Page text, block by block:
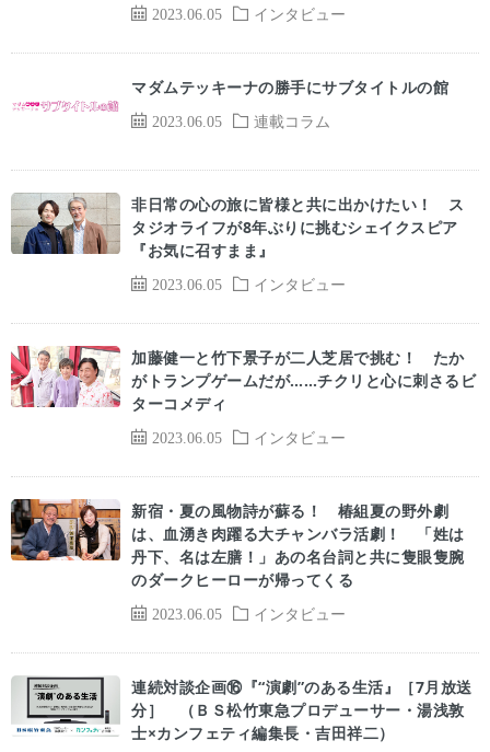
2023.06.05 インタビュー
2023.06.05 連載コラム
マダムテッキーナの勝手にサブタイトルの館
2023.06.05 インタビュー
非日常の心の旅に皆様と共に出かけたい！ ス
タジオライフが8年ぶりに挑むシェイクスピア
『お気に召すまま』
2023.06.05 インタビュー
加藤健一と竹下景子が二人芝居で挑む！ たか
がトランプゲームだが……チクリと心に刺さるビ
ターコメディ
2023.06.05 インタビュー
新宿・夏の風物詩が蘇る！ 椿組夏の野外劇
は、血湧き肉躍る大チャンバラ活劇！ 「姓は
丹下、名は左膳！」あの名台詞と共に隻眼隻腕
のダークヒーローが帰ってくる
連続対談企画⑯『“演劇”のある生活』［7月放送
分］ （ＢＳ松竹東急プロデューサー・湯浅敦
士×カンフェティ編集長・吉田祥二）